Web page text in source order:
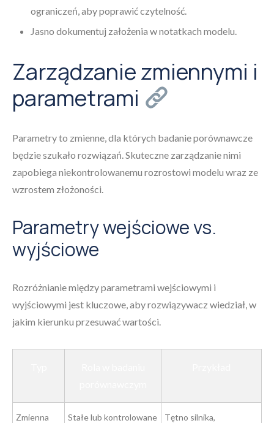
ograniczeń, aby poprawić czytelność.
Jasno dokumentuj założenia w notatkach modelu.
Zarządzanie zmiennymi i
parametrami
Parametry to zmienne, dla których badanie porównawcze
będzie szukało rozwiązań. Skuteczne zarządzanie nimi
zapobiega niekontrolowanemu rozrostowi modelu wraz ze
wzrostem złożoności.
Parametry wejściowe vs.
wyjściowe
Rozróżnianie między parametrami wejściowymi i
wyjściowymi jest kluczowe, aby rozwiązywacz wiedział, w
jakim kierunku przesuwać wartości.
Zmienna
Stałe lub kontrolowane
Tętno silnika,